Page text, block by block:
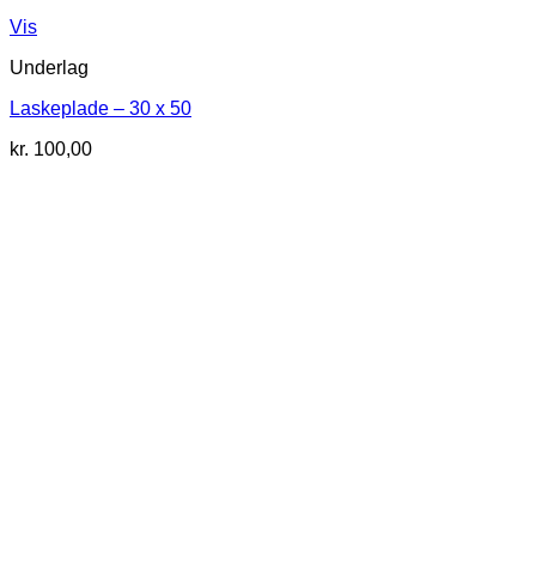
Vis
Underlag
Laskeplade – 30 x 50
kr. 100,00